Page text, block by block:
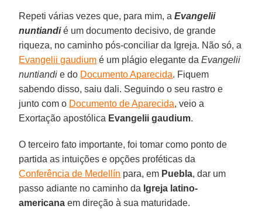
Repeti várias vezes que, para mim, aEvangelii
nuntiandi é um documento decisivo, de grande
riqueza, no caminho pós-conciliar da Igreja. Não só, a
Evangelii gaudium é um plágio elegante daEvangelii
nuntiandi e do Documento Aparecida. Fiquem
sabendo disso, saiu dali. Seguindo o seu rastro e
junto com o Documento de Aparecida, veio a
Exortação apostólica Evangelii gaudium.
O terceiro fato importante, foi tomar como ponto de
partida as intuições e opções proféticas da
Conferência de Medellín para, em Puebla, dar um
passo adiante no caminho da Igreja latino-
americana em direção à sua maturidade.